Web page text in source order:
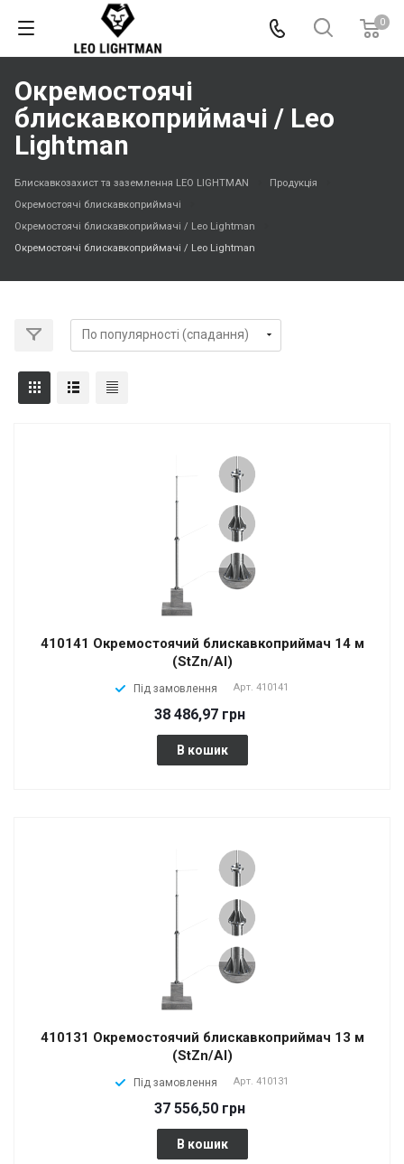
0
Окремостоячі
блискавкоприймачі / Leo
Lightman
Блискавкозахист та заземлення LEO LIGHTMAN
Продукція
Окремостоячі блискавкоприймачі
Окремостоячі блискавкоприймачі / Leo Lightman
Окремостоячі блискавкоприймачі / Leo Lightman
410141 Окремостоячий блискавкоприймач 14 м
(StZn/Al)
Під замовлення Арт. 410141
38 486,97 грн
В кошик
410131 Окремостоячий блискавкоприймач 13 м
(StZn/Al)
Під замовлення Арт. 410131
37 556,50 грн
В кошик